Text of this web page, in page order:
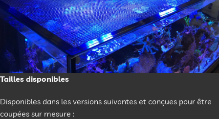
Tailles disponibles
Disponibles dans les versions suivantes et conçues pour être
coupées sur mesure :